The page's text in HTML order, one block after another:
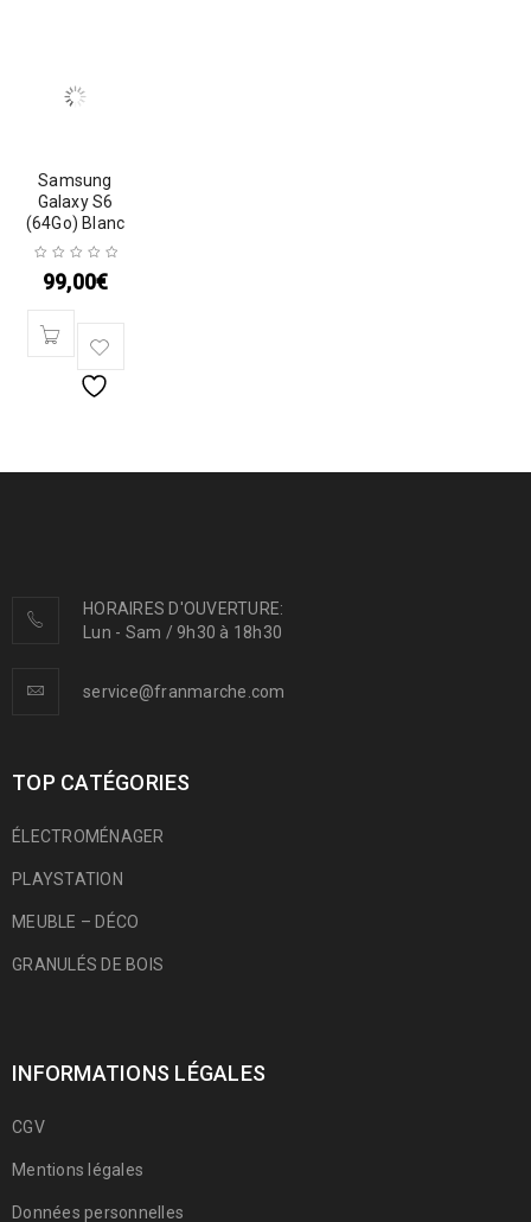
Samsung
Galaxy S6
(64Go) Blanc
99,00€
HORAIRES D'OUVERTURE:
Lun - Sam / 9h30 à 18h30
service@franmarche.com
TOP CATÉGORIES
ÉLECTROMÉNAGER
PLAYSTATION
MEUBLE – DÉCO
GRANULÉS DE BOIS
INFORMATIONS LÉGALES
CGV
Mentions légales
Données personnelles